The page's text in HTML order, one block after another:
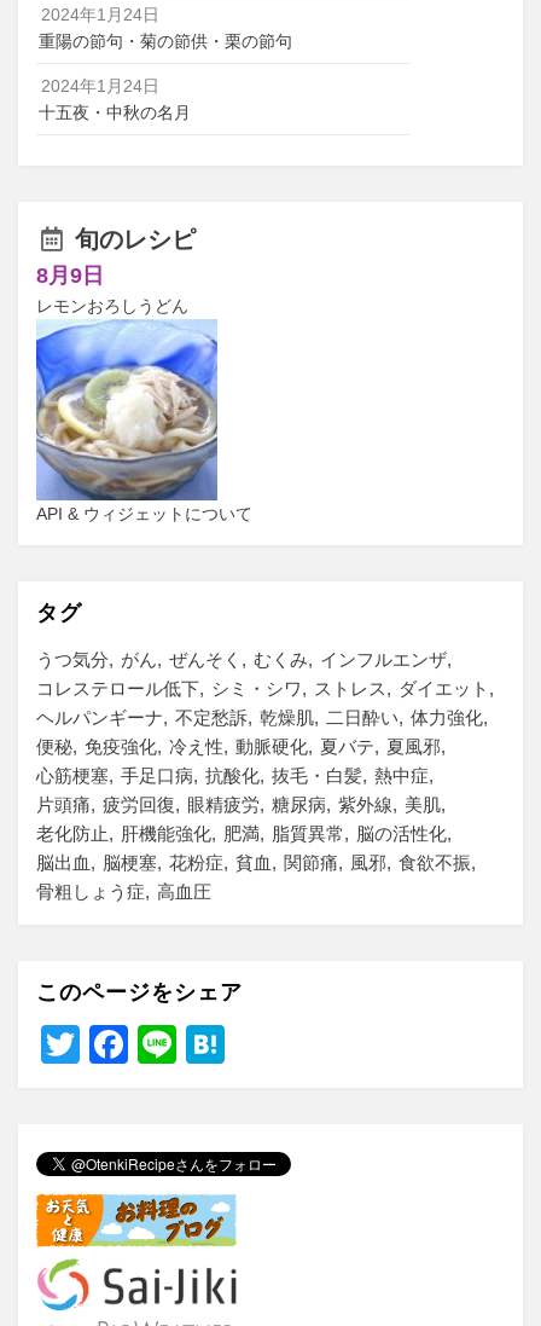
2024年1月24日
重陽の節句・菊の節供・栗の節句
2024年1月24日
十五夜・中秋の名月
旬のレシピ
8月9日
レモンおろしうどん
API & ウィジェットについて
タグ
うつ気分 がん ぜんそく むくみ
インフルエンザ
コレステロール低下
シミ・シワ ストレス
ダイエット
ヘルパンギーナ
不定愁訴 乾燥肌 二日酔い
体力強化
便秘 免疫強化 冷え性 動脈硬化 夏バテ
夏風邪
心筋梗塞 手足口病 抗酸化 抜毛・白髪 熱中症
片頭痛
疲労回復 眼精疲労 糖尿病 紫外線
美肌
老化防止
肝機能強化 肥満 脂質異常
脳の活性化
脳出血
脳梗塞 花粉症 貧血 関節痛 風邪 食欲不振
骨粗しょう症
高血圧
このページをシェア
T
er
F
e
b
o
o
k
Li
n
a